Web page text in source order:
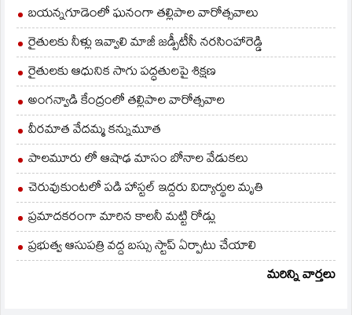
బయన్నగూడెంలో ఘనంగా తల్లిపాల వారోత్సవాలు
రైతులకు నీళ్లు ఇవ్వాలి మాజీ జడ్పీటీసీ నరసింహారెడ్డి
రైతులకు ఆధునిక సాగు పద్ధతులపై శిక్షణ
అంగన్వాడి కేంద్రంలో తల్లిపాల వారోత్సవాల
వీరమాత వేదమ్మ కన్నుమూత
పాలమూరు లో ఆషాఢ మాసం బోనాల వేడుకలు
చెరువుకుంటలో పడి హాస్టల్ ఇద్దరు విద్యార్థుల మృతి
ప్రమాదకరంగా మారిన కాలనీ మట్టి రోడ్లు
ప్రభుత్వ ఆసుపత్రి వద్ద బస్సు స్టాప్ ఏర్పాటు చేయాలి
మరిన్ని వార్తలు